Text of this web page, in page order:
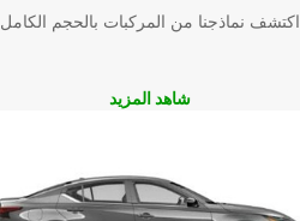
اكتشف نماذجنا من المركبات بالحجم الكامل
شاهد المزيد